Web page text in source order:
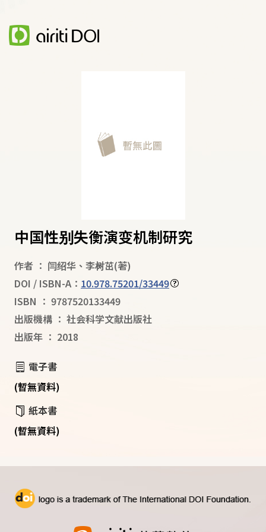
中国性别失衡演变机制研究
作者 ： 闫绍华 、 李树茁(著)
DOI / ISBN-A： 10.978.75201/33449
ISBN ： 9787520133449
出版機構 ： 社会科学文献出版社
出版年 ： 2018
電子書
(暫無資料)
紙本書
(暫無資料)